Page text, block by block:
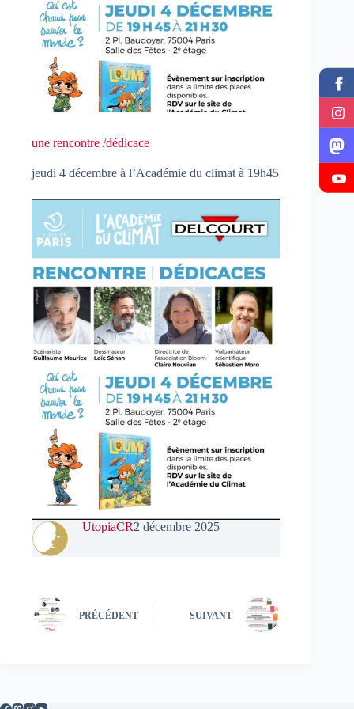
une rencontre /dédicace
jeudi 4 décembre à l’Académie du climat à 19h45
UtopiaCR2 décembre 2025
PRÉCÉDENT SUIVANT